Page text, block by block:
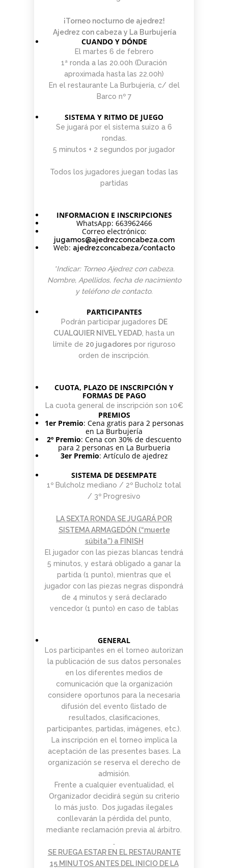
¡Torneo nocturno de ajedrez!
Ajedrez con cabeza y La Burbujería
CUANDO Y DÓNDE
El martes 6 de febrero
1ª ronda a las 20.00h (Duración
aproximada hasta las 22.00h)
En el restaurante La Burbujería, c/ del
Barco nº 7
SISTEMA Y RITMO DE JUEGO
Se jugará por el sistema suizo a 6
rondas.
5 minutos + 2 segundos por jugador
Todos los jugadores juegan todas las
partidas
INFORMACION E INSCRIPCIONES
WhatsApp: 663962466
Correo electrónico:
jugamos@ajedrezconcabeza.com
Web: ajedrezconcabeza/contacto
*Indicar: Torneo Ajedrez con cabeza.
Nombre, Apellidos, fecha de nacimiento
y teléfono de contacto.
PARTICIPANTES
Podrán participar jugadores DE
CUALQUIER NIVEL Y EDAD , hasta un
límite de 20 jugadorespor riguroso
orden de inscripción.
CUOTA, PLAZO DE INSCRIPCIÓN Y
FORMAS DE PAGO
La cuota general de inscripción son 10€
PREMIOS
1er Premio: Cena gratis para 2 personas
en La Burbujería
2º Premio: Cena con 30% de descuento
para 2 personas en La Burbueria
3er Premio: Artículo de ajedrez
SISTEMA DE DESEMPATE
1º Bulcholz mediano / 2º Bucholz total
/ 3º Progresivo
LA SEXTA RONDA SE JUGARÁ POR
SISTEMA ARMAGEDÓN (“muerte
súbita”) a FINISH
El jugador con las piezas blancas tendrá
5 minutos, y estará obligado a ganar la
partida (1 punto), mientras que el
jugador con las piezas negras dispondrá
de 4 minutos y será declarado
vencedor (1 punto) en caso de tablas
GENERAL
Los participantes en el torneo autorizan
la publicación de sus datos personales
en los diferentes medios de
comunicación que la organización
considere oportunos para la necesaria
difusión del evento (listado de
resultados, clasificaciones,
participantes, partidas, imágenes, etc.).
La inscripción en el torneo implica la
aceptación de las presentes bases. La
organización se reserva el derecho de
admisión.
Frente a cualquier eventualidad, el
Organizador decidirá según su criterio
lo más justo. Dos jugadas ilegales
conllevarán la pérdida del punto,
mediante reclamación previa al árbitro.
SE RUEGA ESTAR EN EL RESTAURANTE
15 MINUTOS ANTES DEL INICIO DE LA